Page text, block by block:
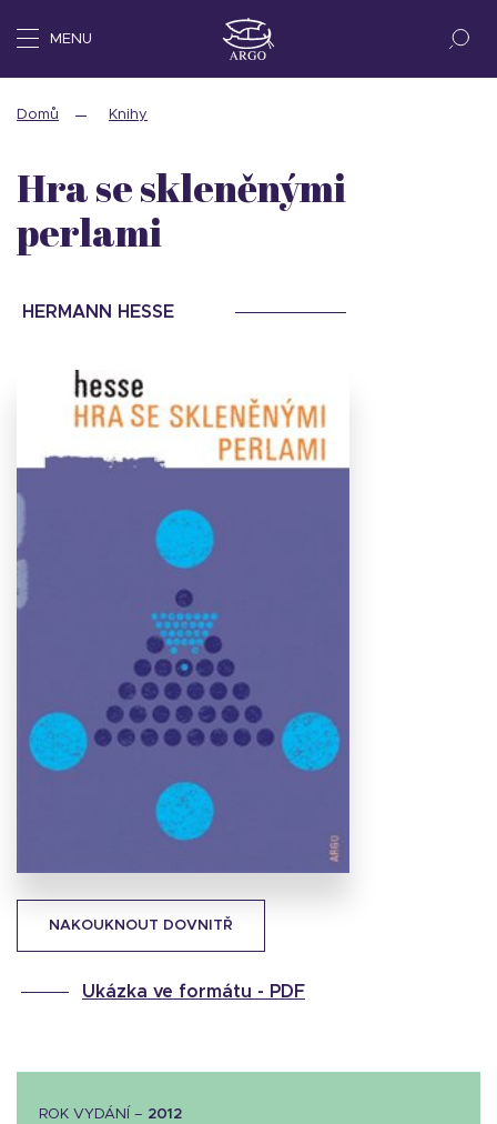
MENU
Domů Knihy
NAKOUKNOUT DOVNITŘ
Ukázka ve formátu - PDF
Hra se skleněnými
perlami
HERMANN HESSE
ROK VYDÁNÍ – 2012